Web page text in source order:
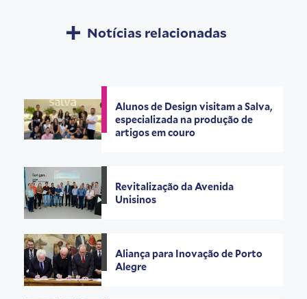
Notícias relacionadas
Alunos de Design visitam a Salva,
especializada na produção de
artigos em couro
Revitalização da Avenida
Unisinos
Aliança para Inovação de Porto
Alegre